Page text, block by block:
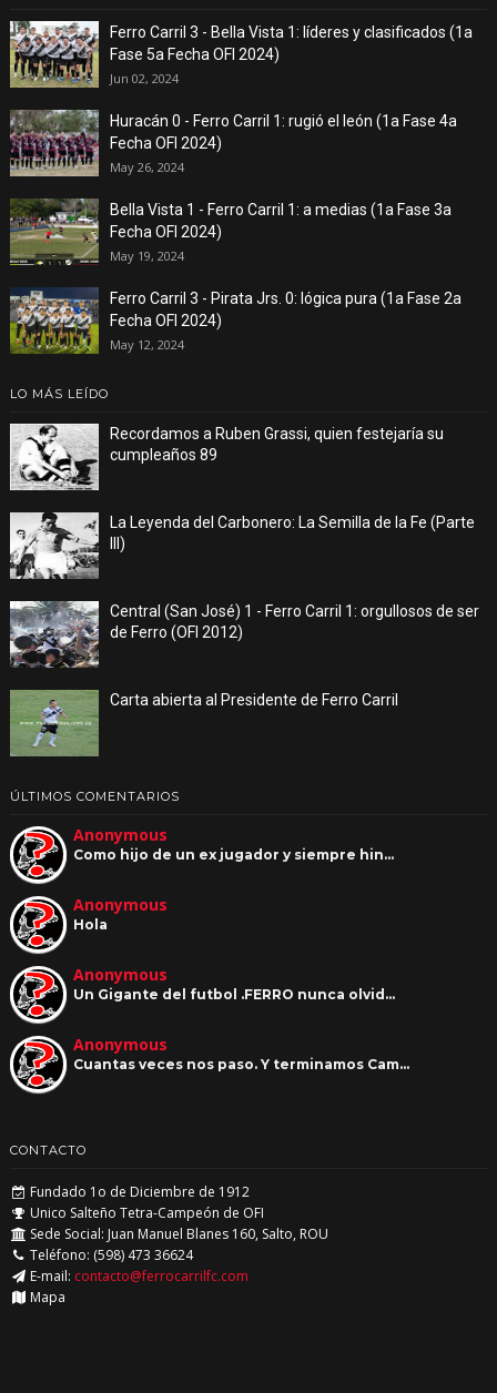
Ferro Carril 3 - Bella Vista 1: líderes y clasificados (1a
Fase 5a Fecha OFI 2024)
Jun 02, 2024
Huracán 0 - Ferro Carril 1: rugió el león (1a Fase 4a
Fecha OFI 2024)
May 26, 2024
Bella Vista 1 - Ferro Carril 1: a medias (1a Fase 3a
Fecha OFI 2024)
May 19, 2024
Ferro Carril 3 - Pirata Jrs. 0: lógica pura (1a Fase 2a
Fecha OFI 2024)
May 12, 2024
LO MÁS LEÍDO
Recordamos a Ruben Grassi, quien festejaría su
cumpleaños 89
La Leyenda del Carbonero: La Semilla de la Fe (Parte
III)
Central (San José) 1 - Ferro Carril 1: orgullosos de ser
de Ferro (OFI 2012)
Carta abierta al Presidente de Ferro Carril
ÚLTIMOS COMENTARIOS
Anonymous
Como hijo de un ex jugador y siempre hin…
Anonymous
Hola
Anonymous
Un Gigante del futbol .FERRO nunca olvid…
Anonymous
Cuantas veces nos paso. Y terminamos Cam…
CONTACTO
Fundado 1o de Diciembre de 1912
Unico Salteño Tetra-Campeón de OFI
Sede Social: Juan Manuel Blanes 160, Salto, ROU
Teléfono: (598) 473 36624
E-mail: contacto@ferrocarrilfc.com
Mapa